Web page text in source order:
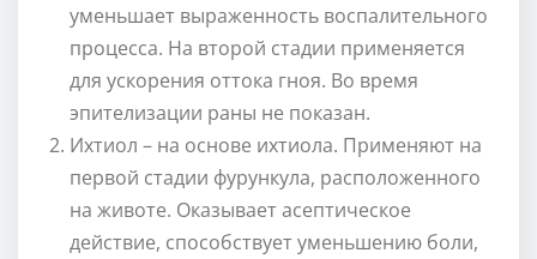
уменьшает выраженность воспалительного
процесса. На второй стадии применяется
для ускорения оттока гноя. Во время
эпителизации раны не показан.
Ихтиол – на основе ихтиола. Применяют на
первой стадии фурункула, расположенного
на животе. Оказывает асептическое
действие, способствует уменьшению боли,